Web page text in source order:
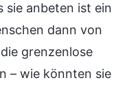
sie anbeten ist ein
dann von
grenzenlose
– wie könnten sie